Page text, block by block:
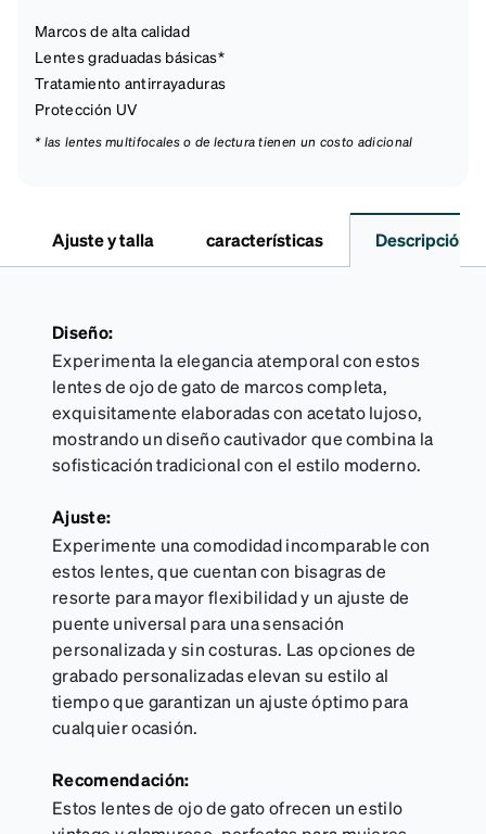
Marcos de alta calidad
Lentes graduadas básicas*
Tratamiento antirrayaduras
Protección UV
* las lentes multifocales o de lectura tienen un costo adicional
Ajuste y talla características Descripción
Diseño:
Experimenta la elegancia atemporal con estos
lentes de ojo de gato de marcos completa,
exquisitamente elaboradas con acetato lujoso,
mostrando un diseño cautivador que combina la
sofisticación tradicional con el estilo moderno.
Ajuste:
Experimente una comodidad incomparable con
estos lentes, que cuentan con bisagras de
resorte para mayor flexibilidad y un ajuste de
puente universal para una sensación
personalizada y sin costuras. Las opciones de
grabado personalizadas elevan su estilo al
tiempo que garantizan un ajuste óptimo para
cualquier ocasión.
Recomendación:
Estos lentes de ojo de gato ofrecen un estilo